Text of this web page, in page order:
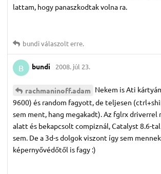
lattam, hogy panaszkodtak volna ra.
bundiválaszolt erre.
B bundi 2008. júl 23.
rachmaninoff.​adam Nekem is Ati
9600) és random fagyott, de teljesen
sem ment, hang megakadt). Az fglrx driverrel
alatt és bekapcsolt compiznál, Catalyst 8.6-
sem. De a 3d-s dolgok viszont így sem
képernyővédőtől is fagy :)